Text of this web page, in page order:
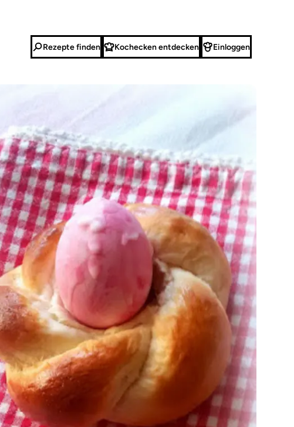
Rezepte finden Kochecken entdecken Einloggen